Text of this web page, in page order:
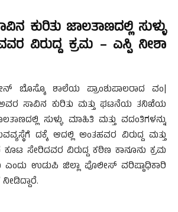
ಕುರಿತು ಜಾಲತಾಣದಲ್ಲಿ ಸುಳ್ಳು
ವಿರುದ್ದ ಕ್ರಮ – ಎಸ್ಪಿ ನೀಶಾ
ಬೊಸ್ಕೊ ಶಾಲೆಯ ಪ್ರಾಂಶುಪಾಲರಾದ ವಂ|
ಸಾವಿನ ಕುರಿತು ಮತ್ತು ಘಟನೆಯ ತನಿಖೆಯ
ಸುಳ್ಳು ಮಾಹಿತಿ ಮತ್ತು ವದಂತಿಗಳನ್ನು
ದಕ್ಕೆ ಆದಲ್ಲಿ ಅಂತಹವರ ವಿರುದ್ದ ಮತ್ತು
ಸೇರಿದವರ ವಿರುದ್ದ ಕಠಿಣ ಕಾನೂನು ಕ್ರಮ
ಎಂದು ಉಡುಪಿ ಜಿಲ್ಲಾ ಪೊಲೀಸ್ ವರಿಷ್ಠಾಧಿಕಾರಿ